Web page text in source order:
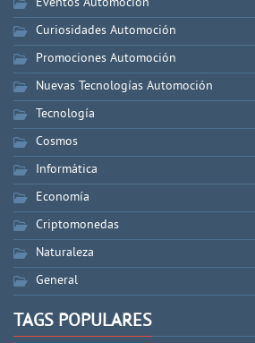
Eventos Automoción
Curiosidades Automoción
Promociones Automoción
Nuevas Tecnologías Automoción
Tecnología
Cosmos
Informática
Economía
Criptomonedas
Naturaleza
General
TAGS POPULARES